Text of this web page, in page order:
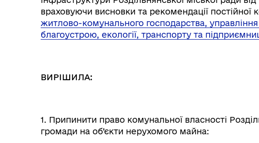
враховуючи висновки та рекомендації постійної
житлово-комунального господарства,
благоустрою, екології, транспорту та
ВИРІШИЛА:
1. Припинити право комунальної власності
громади на об’єкти нерухомого майна: